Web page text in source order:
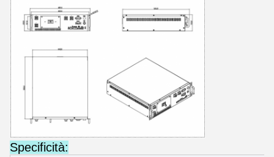
Specificità: